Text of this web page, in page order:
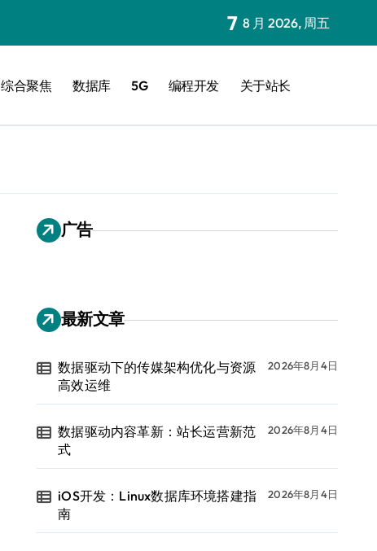
7 8 月 2026, 周五
综合聚焦 数据库 5G 编程开发 关于站长
广告
最新文章
数据驱动下的传媒架构优化与资源
高效运维
2026年8月4日
数据驱动内容革新：站长运营新范
式
2026年8月4日
iOS开发：Linux数据库环境搭建指
南
2026年8月4日